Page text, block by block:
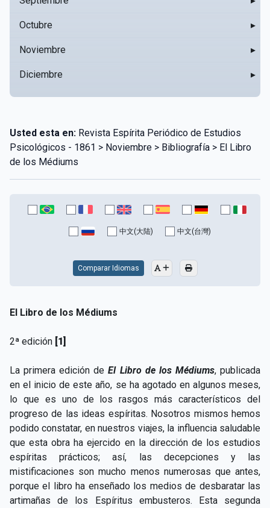
Octubre ▸
Noviembre ▸
Diciembre ▸
Usted esta en: Revista Espírita Periódico de Estudios
Psicológicos - 1861 > Noviembre > Bibliografía > El Libro
de los Médiums
中文(大陆) 中文(台灣)
Comparar Idiomas
El Libro de los Médiums
2ª edición [1]
La primera edición deEl Libro de los Médiums, publicada
en el inicio de este año, se ha agotado en algunos meses,
lo que es uno de los rasgos más característicos del
progreso de las ideas espíritas. Nosotros mismos hemos
podido constatar, en nuestros viajes, la influencia saludable
que esta obra ha ejercido en la dirección de los estudios
espíritas prácticos; así, las decepciones y las
mistificaciones son mucho menos numerosas que antes,
porque el libro ha enseñado los medios de desbaratar las
artimañas de los Espíritus embusteros. Esta segunda